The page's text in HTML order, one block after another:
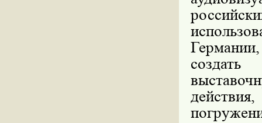
создать